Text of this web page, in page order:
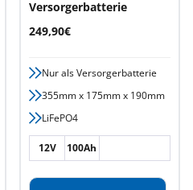
Versorgerbatterie
Angebotspreis
249,90€
Nur als Versorgerbatterie
355mm x 175mm x 190mm
LiFePO4
12V 100Ah